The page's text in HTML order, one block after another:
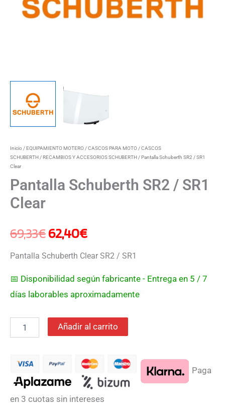
Inicio /EQUIPAMIENTO MOTERO /CASCOS PARA MOTO /CASCOS
SCHUBERTH /RECAMBIOS Y ACCESORIOS SCHUBERTH / Pantalla Schuberth SR2 / SR1
Clear
Pantalla Schuberth SR2 / SR1
Clear
69,33€62,40€
Pantalla Schuberth Clear SR2 / SR1
📅 Disponibilidad según fabricante - Entrega en 5 / 7
días laborables aproximadamente
Añadir al carrito
Paga
en 3 cuotas sin intereses